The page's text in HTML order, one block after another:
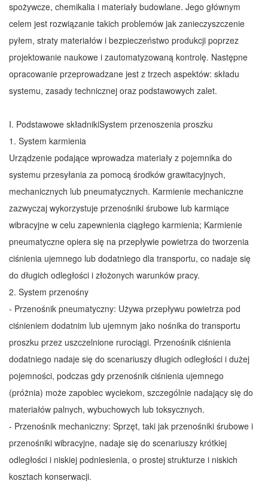
spożywcze, chemikalia i materiały budowlane. Jego głównym
celem jest rozwiązanie takich problemów jak zanieczyszczenie
pyłem, straty materiałów i bezpieczeństwo produkcji poprzez
projektowanie naukowe i zautomatyzowaną kontrolę. Następne
opracowanie przeprowadzane jest z trzech aspektów: składu
systemu, zasady technicznej oraz podstawowych zalet.
I. Podstawowe składnikiSystem przenoszenia proszku
1. System karmienia
Urządzenie podające wprowadza materiały z pojemnika do
systemu przesyłania za pomocą środków grawitacyjnych,
mechanicznych lub pneumatycznych. Karmienie mechaniczne
zazwyczaj wykorzystuje przenośniki śrubowe lub karmiące
wibracyjne w celu zapewnienia ciągłego karmienia; Karmienie
pneumatyczne opiera się na przepływie powietrza do tworzenia
ciśnienia ujemnego lub dodatniego dla transportu, co nadaje się
do długich odległości i złożonych warunków pracy.
2. System przenośny
- Przenośnik pneumatyczny: Używa przepływu powietrza pod
ciśnieniem dodatnim lub ujemnym jako nośnika do transportu
proszku przez uszczelnione rurociągi. Przenośnik ciśnienia
dodatniego nadaje się do scenariuszy długich odległości i dużej
pojemności, podczas gdy przenośnik ciśnienia ujemnego
(próżnia) może zapobiec wyciekom, szczególnie nadający się do
materiałów palnych, wybuchowych lub toksycznych.
- Przenośnik mechaniczny: Sprzęt, taki jak przenośniki śrubowe i
przenośniki wibracyjne, nadaje się do scenariuszy krótkiej
odległości i niskiej podniesienia, o prostej strukturze i niskich
kosztach konserwacji.